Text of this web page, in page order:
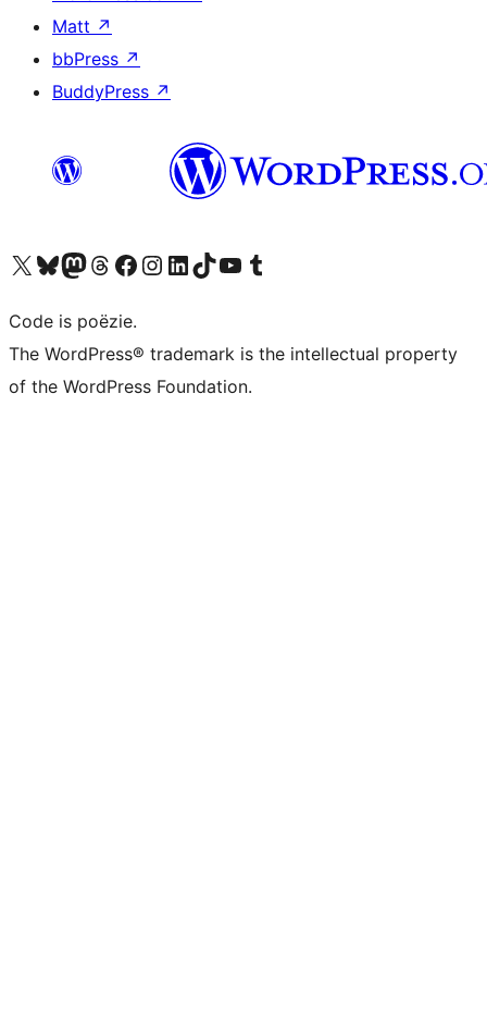
Matt ↗
bbPress ↗
BuddyPress ↗
Bezoek ons X (voorheen Twitter) account
Bezoek ons Bluesky account
Bezoek ons Mastodon account
Bezoek ons Threads account
Onze Facebook pagina bezoeken
Bezoek ons Instagram account
Bezoek ons LinkedIn account
Bezoek ons TikTok account
Bezoek ons YouTube kanaalBezoek ons Tumblr account
Code is poëzie.
The WordPress® trademark is the intellectual property
of the WordPress Foundation.